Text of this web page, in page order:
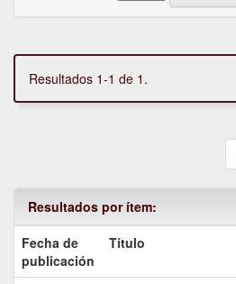
Resultados 1-1 de 1.
Resultados por ítem:
Fecha de
publicación
Título